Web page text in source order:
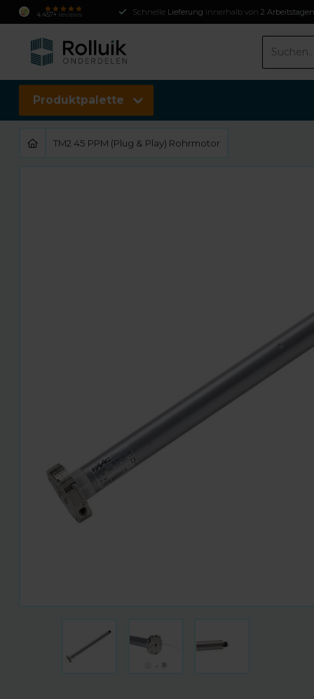
4.457+ reviews Schnelle Lieferung innerhalb von 2 Arbeitstagen
Produktpalette
TM2 45 PPM (Plug & Play) Rohrmotor